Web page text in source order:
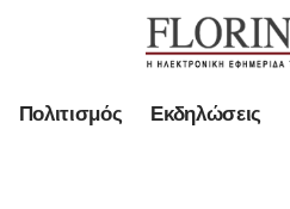
Πολιτισμός Εκδηλώσεις